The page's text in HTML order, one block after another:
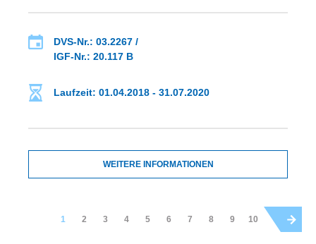
DVS-Nr.: 03.2267 /
IGF-Nr.: 20.117 B
Laufzeit: 01.04.2018 - 31.07.2020
WEITERE INFORMATIONEN
1 2 3 4 5 6 7 8 9 10